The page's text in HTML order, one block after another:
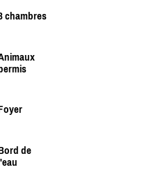
chambres
de